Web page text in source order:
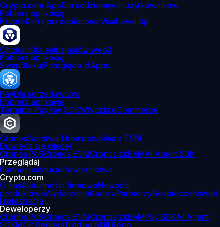
Crypto.com AppDla codziennych użytkowników
Pobierz aplikację
KryptoKarta przedpłacona VisaLevel Up
OnchainDla entuzjastów web3
Pobierz aplikację
SwapStakujPrzeglądaj dApps
PayDla sprzedawców
Pobierz aplikację
Terminal PayPay SDKWtyczki eCommerce
CronosWarstwa 1 kompatybilna z EVM
Dowiedz się więcej
Cronos PoSCronos EVMCronos zkEVMAI Agent SDK
Przeglądaj
PartnerInstytucjePowiernictwo
Crypto.com
O nasAktualności firmoweNowości
produktoweWydarzeniaKarieraPartnerzyBezpieczeństwo
i rejestracja
Deweloperzy
Cronos PoSCronos EVMCronos zkEVMPay SDKAI Agent
SDKMCP ServersTrading Skill Repo